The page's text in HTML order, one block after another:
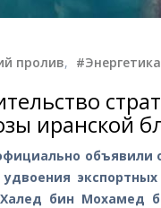
пролив, #Энергетика
иранской
объявили
бин Мохамед